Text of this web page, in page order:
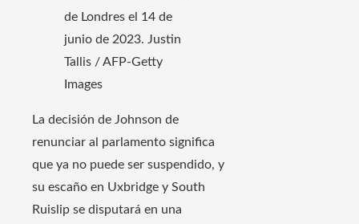
de Londres el 14 de
junio de 2023. Justin
Tallis / AFP-Getty
Images
La decisión de Johnson de
renunciar al parlamento significa
que ya no puede ser suspendido, y
su escaño en Uxbridge y South
Ruislip se disputará en una